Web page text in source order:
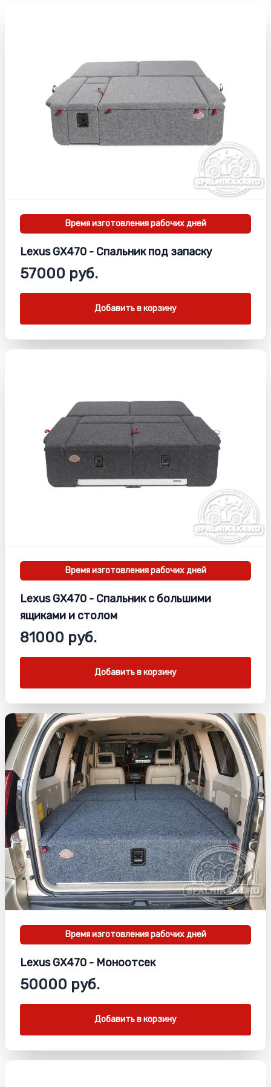
Время изготовлениярабочих дней
Lexus GX470 - Спальник под запаску
57000 руб.
Добавить в корзину
Время изготовлениярабочих дней
Lexus GX470 - Спальник с большими
ящиками и столом
81000 руб.
Добавить в корзину
Время изготовлениярабочих дней
Lexus GX470 - Моноотсек
50000 руб.
Добавить в корзину